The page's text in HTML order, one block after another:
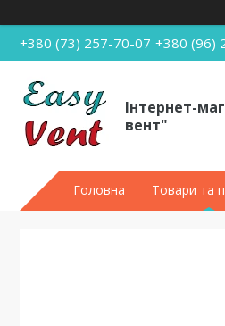
+380 (73) 257-70-07 +380 (96)
Інтернет-
вент"
Головна Товари та